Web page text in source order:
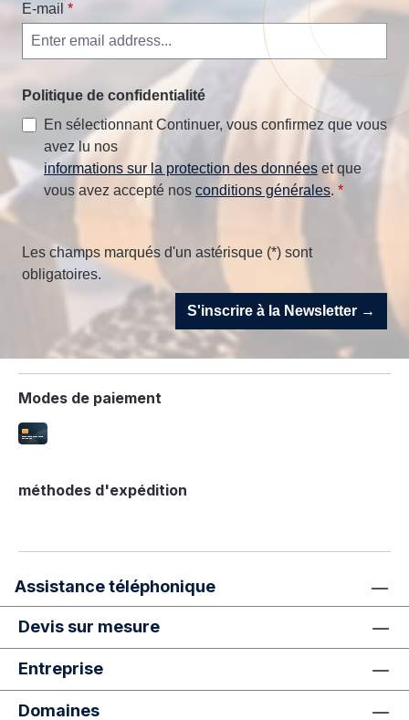
E-mail *
Politique de confidentialité
En sélectionnant Continuer, vous confirmez que vous
avez lu nos
informations sur la protection des données et que
vous avez accepté nos conditions générales. *
Les champs marqués d'un astérisque (*) sont
obligatoires.
S'inscrire à la Newsletter →
Modes de paiement
méthodes d'expédition
Assistance téléphonique
Devis sur mesure
Entreprise
Domaines